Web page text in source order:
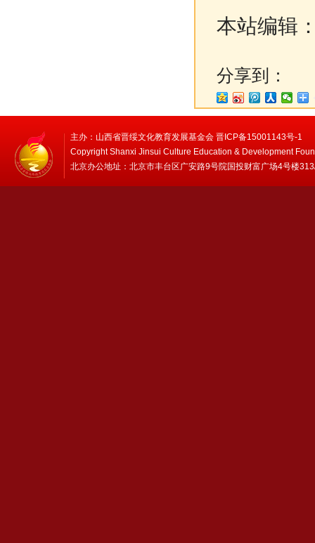
本站编辑
分享到：
主办：山西省晋绥文化教育发展基金会 晋ICP备15001143号-1
Copyright Shanxi Jinsui Culture Education & Development
北京办公地址：北京市丰台区广安路9号院国投财富广场4号楼